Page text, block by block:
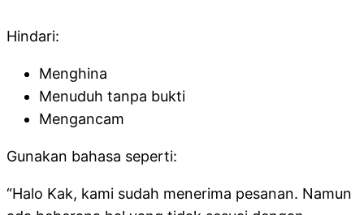
Hindari:
Menghina
Menuduh tanpa bukti
Mengancam
Gunakan bahasa seperti:
“Halo Kak, kami sudah menerima pesanan. Namun